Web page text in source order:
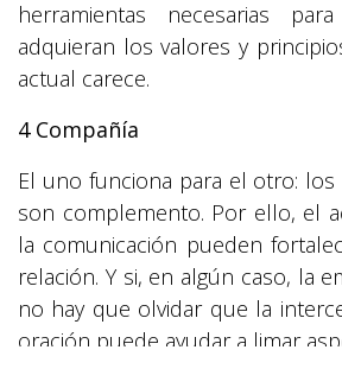
herramientas necesarias
adquieran los valores y
actual carece.
4 Compañía
El uno funciona para el otro:
son complemento. Por ello, el
la comunicación pueden
relación. Y si, en algún caso, la
no hay que olvidar que la
oración puede ayudar a limar